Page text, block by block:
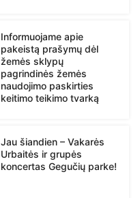
Informuojame apie
pakeistą prašymų dėl
žemės sklypų
pagrindinės žemės
naudojimo paskirties
keitimo teikimo tvarką
Jau šiandien – Vakarės
Urbaitės ir grupės
koncertas Gegučių parke!